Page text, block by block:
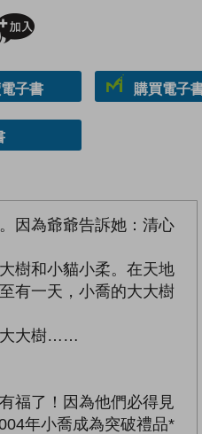
子書 購買電子
因為爺爺告訴她：清心
樹和小貓小柔。在天地
有一天，小喬的大大樹
大大樹……
福了！因為他們必得見
年小喬成為突破禮品*